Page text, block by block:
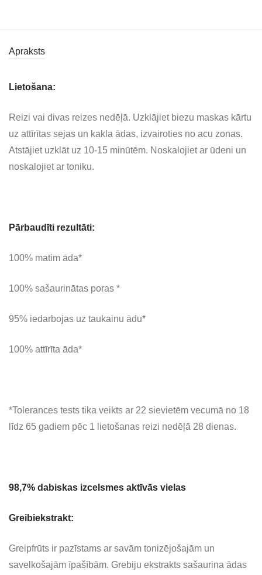
Apraksts
Lietošana:
Reizi vai divas reizes nedēļā. Uzklājiet biezu maskas kārtu
uz attīrītas sejas un kakla ādas, izvairoties no acu zonas.
Atstājiet uzklāt uz 10-15 minūtēm. Noskalojiet ar ūdeni un
noskalojiet ar toniku.
Pārbaudīti rezultāti:
100% matim āda*
100% sašaurinātas poras *
95% iedarbojas uz taukainu ādu*
100% attīrīta āda*
*Tolerances tests tika veikts ar 22 sievietēm vecumā no 18
līdz 65 gadiem pēc 1 lietošanas reizi nedēļā 28 dienas.
98,7% dabiskas izcelsmes aktīvās vielas
Greibiekstrakt:
Greipfrūts ir pazīstams ar savām tonizējošajām un
savelkošajām īpašībām. Grebiju ekstrakts sašaurina ādas